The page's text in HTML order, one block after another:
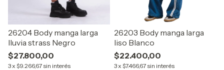
26204 Body manga larga
lluvia strass Negro
$27.800,00
3 x $9.266,67 sin interés
26203 Body manga larga
liso Blanco
$22.400,00
3 x $7.466,67 sin interés